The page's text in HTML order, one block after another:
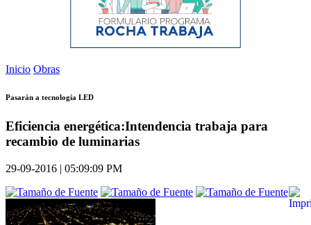
Inicio Obras
Pasarán a tecnología LED
Eficiencia energética:Intendencia trabaja para
recambio de luminarias
29-09-2016 | 05:09:09 PM